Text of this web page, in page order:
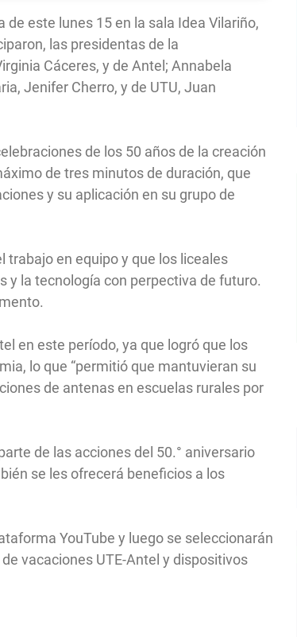
este lunes 15 en la sala Idea Vilariño,
las presidentas de la
Cáceres, y de Antel; Annabela
Jenifer Cherro, y de UTU, Juan
de los 50 años de la creación
de tres minutos de duración, que
y su aplicación en su grupo de
trabajo en equipo y que los liceales
y la tecnología con perpectiva de futuro.
en este período, ya que logró que los
lo que “permitió que mantuvieran su
de antenas en escuelas rurales por
de las acciones del 50.° aniversario
se les ofrecerá beneficios a los
YouTube y luego se seleccionarán
vacaciones UTE-Antel y dispositivos